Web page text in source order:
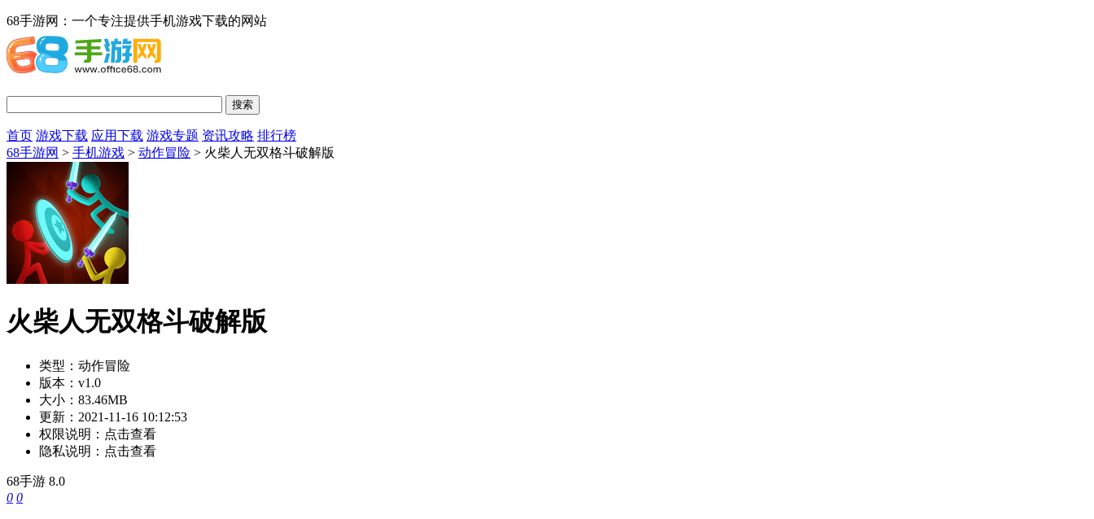
68手游网：一个专注提供手机游戏下载的网站
首页 游戏下载 应用下载 游戏专题 资讯攻略 排行榜
68手游网 > 手机游戏 > 动作冒险 > 火柴人无双格斗破解版
火柴人无双格斗破解版
类型： 动作冒险
版本： v1.0
大小： 83.46MB
更新： 2021-11-16 10:12:53
权限说明： 点击查看
隐私说明： 点击查看
68手游 8.0
0 0